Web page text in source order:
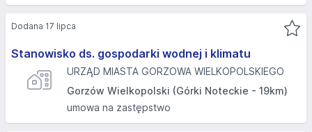
Stanowisko ds. gospodarki wodnej i klimatu
URZĄD MIASTA GORZOWA WIELKOPOLSKIEGO
Gorzów Wielkopolski (Górki Noteckie - 19km)
umowa na zastępstwo
Dodana 17 lipca